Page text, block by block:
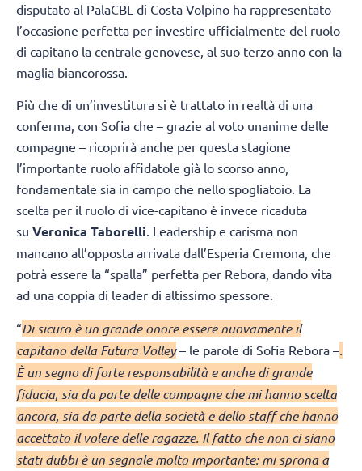
disputato al PalaCBL di Costa Volpino ha rappresentato
l’occasione perfetta per investire ufficialmente del ruolo
di capitano la centrale genovese, al suo terzo anno con la
maglia biancorossa.
Più che di un’investitura si è trattato in realtà di una
conferma, con Sofia che – grazie al voto unanime delle
compagne – ricoprirà anche per questa stagione
l’importante ruolo affidatole già lo scorso anno,
fondamentale sia in campo che nello spogliatoio. La
scelta per il ruolo di vice-capitano è invece ricaduta
su Veronica Taborelli. Leadership e carisma non
mancano all’opposta arrivata dall’Esperia Cremona, che
potrà essere la “spalla” perfetta per Rebora, dando vita
ad una coppia di leader di altissimo spessore.
“Di sicuro è un grande onore essere nuovamente il
capitano della Futura Volley– le parole di Sofia Rebora –.
È un segno di forte responsabilità e anche di grande
fiducia, sia da parte delle compagne che mi hanno scelta
ancora, sia da parte della società e dello staff che hanno
accettato il volere delle ragazze. Il fatto che non ci siano
stati dubbi è un segnale molto importante: mi sprona a